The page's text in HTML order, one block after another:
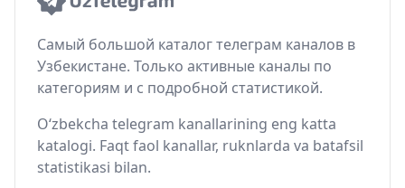
Самый большой каталог телеграм каналов в
Узбекистане. Только активные каналы по
категориям и с подробной статистикой.
O‘zbekcha telegram kanallarining eng katta
katalogi. Faqt faol kanallar, ruknlarda va batafsil
statistikasi bilan.